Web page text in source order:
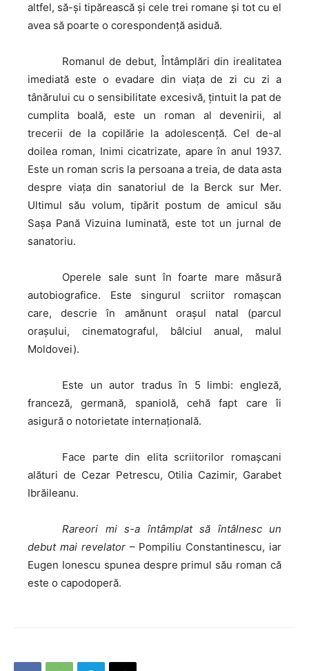
altfel, să-şi tipărească şi cele trei romane şi tot cu el
avea să poarte o corespondenţă asiduă.
Romanul de debut, Întâmplări din irealitatea
imediată este o evadare din viaţa de zi cu zi a
tânărului cu o sensibilitate excesivă, ţintuit la pat de
cumplita boală, este un roman al devenirii, al
trecerii de la copilărie la adolescenţă. Cel de-al
doilea roman, Inimi cicatrizate, apare în anul 1937.
Este un roman scris la persoana a treia, de data asta
despre viaţa din sanatoriul de la Berck sur Mer.
Ultimul său volum, tipărit postum de amicul său
Saşa Pană Vizuina luminată, este tot un jurnal de
sanatoriu.
Operele sale sunt în foarte mare măsură
autobiografice. Este singurul scriitor romaşcan
care, descrie în amănunt oraşul natal (parcul
oraşului, cinematograful, bâlciul anual, malul
Moldovei).
Este un autor tradus în 5 limbi: engleză,
franceză, germană, spaniolă, cehă fapt care îi
asigură o notorietate internaţională.
Face parte din elita scriitorilor romaşcani
alături de Cezar Petrescu, Otilia Cazimir, Garabet
Ibrăileanu.
Rareori mi s-a întâmplat să întâlnesc un
debut mai revelator– Pompiliu Constantinescu, iar
Eugen Ionescu spunea despre primul său roman că
este o capodoperă.